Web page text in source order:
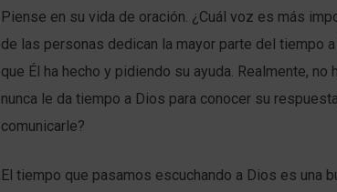
Piense en su vida de oración. ¿Cuál voz es más
de las personas dedican la mayor parte del tiempo
que Él ha hecho y pidiendo su ayuda. Realmente,
nunca le da tiempo a Dios para conocer su
comunicarle?
El tiempo que pasamos escuchando a Dios es una